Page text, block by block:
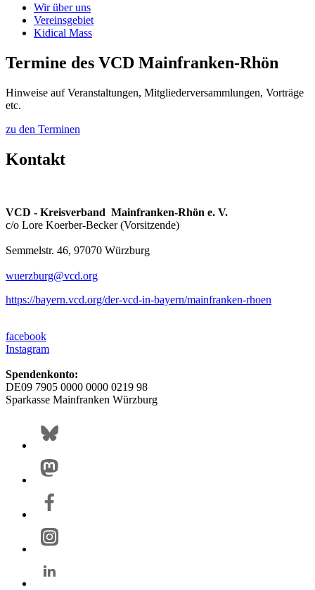
Wir über uns
Vereinsgebiet
Kidical Mass
Termine des VCD Mainfranken-Rhön
Hinweise auf Veranstaltungen, Mitgliederversammlungen, Vorträge
etc.
zu den Terminen
Kontakt
VCD - Kreisverband Mainfranken-Rhön e. V.
c/o Lore Koerber-Becker (Vorsitzende)
Semmelstr. 46, 97070 Würzburg
wuerzburg@vcd.org
https://bayern.vcd.org/der-vcd-in-bayern/mainfranken-rhoen
facebook
Instagram
Spendenkonto:
DE09 7905 0000 0000 0219 98
Sparkasse Mainfranken Würzburg